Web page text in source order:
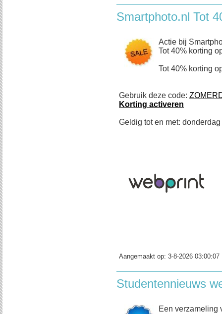
Smartphoto.nl Tot
Actie bij
Tot 40% korting
Tot 40% korting
Gebruik deze code:
Korting activeren
Geldig tot en met:
Aangemaakt op: 3-8-2026 03:00:07
Studentennieuws
Een verzameling